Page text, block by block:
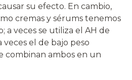
su efecto. En cambio,
cremas y sérums tenemos
a veces se utiliza el AH de
el de bajo peso
combinan ambos en un